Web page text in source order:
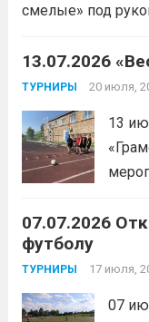
смелые» под
Сергеевича.
скоростные
координацию.
13.07.2026
ТУРНИРЫ 20 июля,
13
07.07.2026
футболу
ТУРНИРЫ 17 июля,
07